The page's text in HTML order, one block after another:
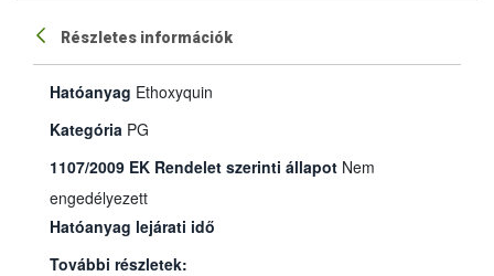
Részletes információk
Hatóanyag Ethoxyquin
Kategória PG
1107/2009 EK Rendelet szerinti állapot
engedélyezett
Hatóanyag lejárati idő
További részletek: